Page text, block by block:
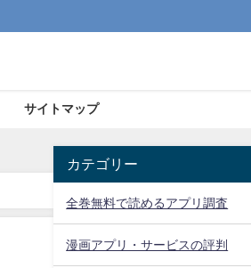
サイトマップ
カテゴリー
全巻無料で読めるアプリ調査
漫画アプリ・サービスの評判